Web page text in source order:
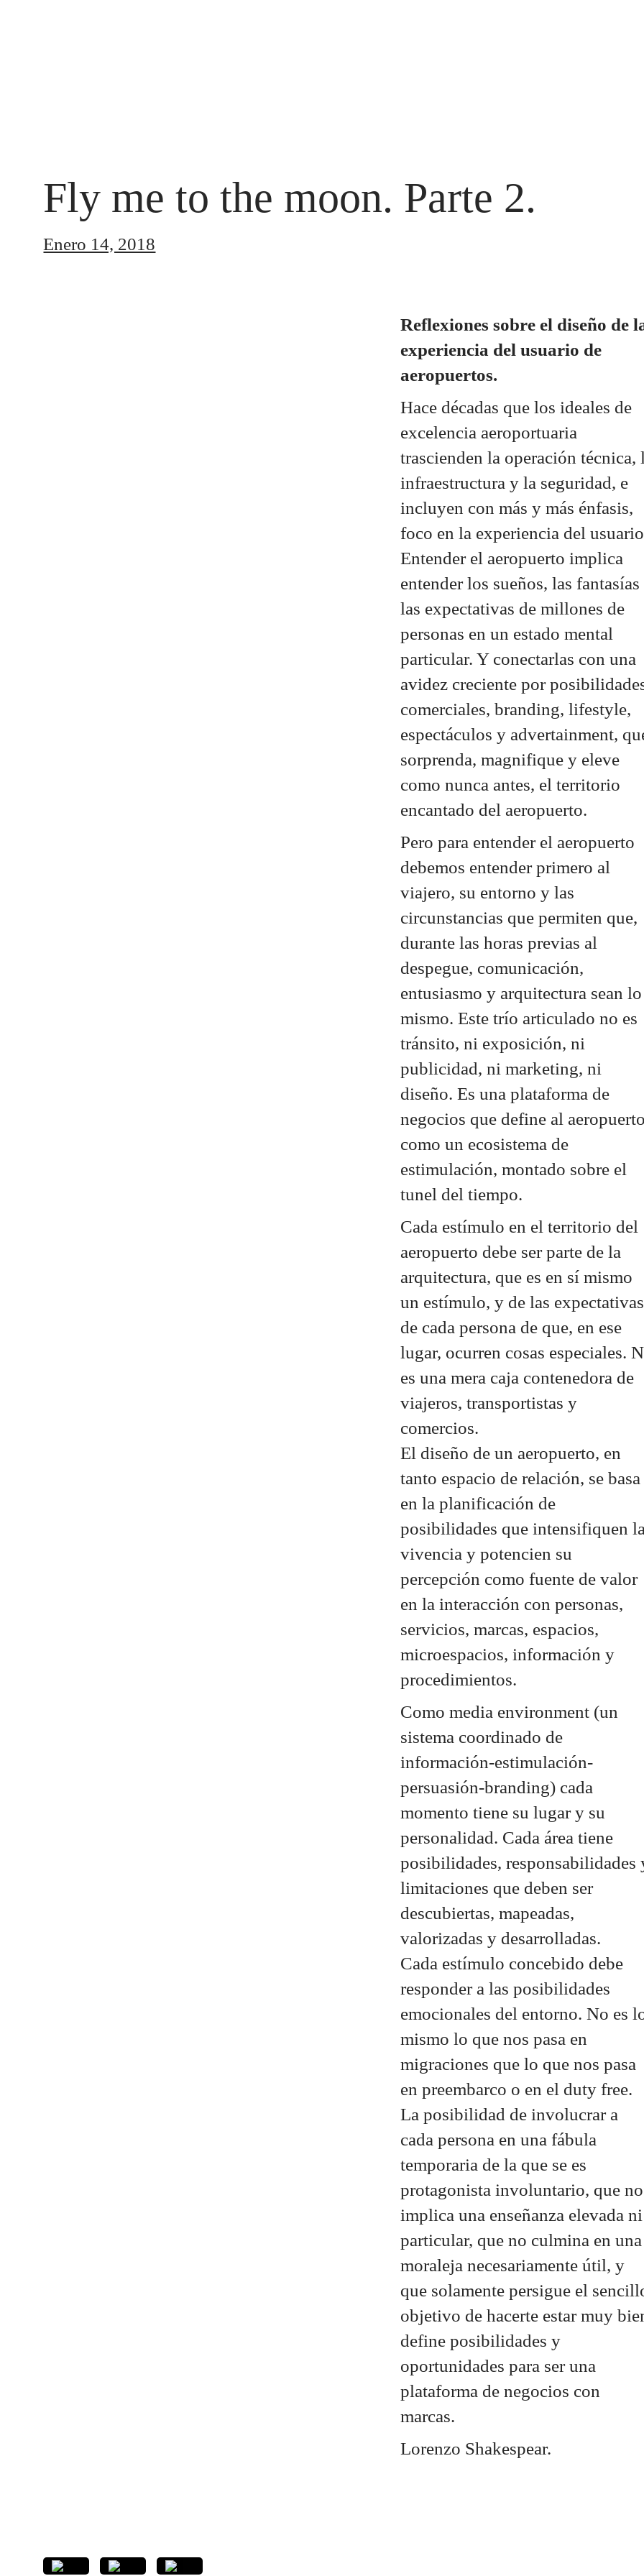
Fly me to the moon. Parte 2.
Enero 14, 2018
Reflexiones sobre el diseño de
experiencia del usuario de
aeropuertos.
Hace décadas que los ideales de
excelencia aeroportuaria
trascienden la operación técnica,
infraestructura y la seguridad, e
incluyen con más y más énfasis,
foco en la experiencia del
Entender el aeropuerto implica
entender los sueños, las
las expectativas de millones de
personas en un estado mental
particular. Y conectarlas con una
avidez creciente por
comerciales, branding, lifestyle,
espectáculos y advertainment,
sorprenda, magnifique y eleve
como nunca antes, el territorio
encantado del aeropuerto.
Pero para entender el aeropuerto
debemos entender primero al
viajero, su entorno y las
circunstancias que permiten que,
durante las horas previas al
despegue, comunicación,
entusiasmo y arquitectura sean lo
mismo. Este trío articulado no es
tránsito, ni exposición, ni
publicidad, ni marketing, ni
diseño. Es una plataforma de
negocios que define al
como un ecosistema de
estimulación, montado sobre el
tunel del tiempo.
Cada estímulo en el territorio del
aeropuerto debe ser parte de la
arquitectura, que es en sí mismo
un estímulo, y de las expectativas
de cada persona de que, en ese
lugar, ocurren cosas especiales.
es una mera caja contenedora de
viajeros, transportistas y
comercios.
El diseño de un aeropuerto, en
tanto espacio de relación, se basa
en la planificación de
posibilidades que intensifiquen
vivencia y potencien su
percepción como fuente de valor
en la interacción con personas,
servicios, marcas, espacios,
microespacios, información y
procedimientos.
Como media environment (un
sistema coordinado de
información-estimulación-
persuasión-branding) cada
momento tiene su lugar y su
personalidad. Cada área tiene
posibilidades, responsabilidades
limitaciones que deben ser
descubiertas, mapeadas,
valorizadas y desarrolladas.
Cada estímulo concebido debe
responder a las posibilidades
emocionales del entorno. No es
mismo lo que nos pasa en
migraciones que lo que nos pasa
en preembarco o en el duty free.
La posibilidad de involucrar a
cada persona en una fábula
temporaria de la que se es
protagonista involuntario, que no
implica una enseñanza elevada ni
particular, que no culmina en una
moraleja necesariamente útil, y
que solamente persigue el
objetivo de hacerte estar muy
define posibilidades y
oportunidades para ser una
plataforma de negocios con
marcas.
Lorenzo Shakespear.